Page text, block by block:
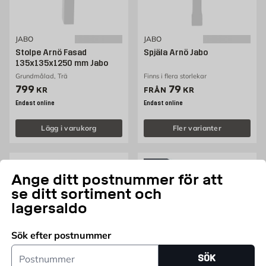
Ange ditt postnummer för att
se ditt sortiment och
lagersaldo
Sök efter postnummer
Postnummer
SÖK
JABO
Stolpe Arnö Fasad
135x135x1250 mm Jabo
Grundmålad, Trä
Pris 799 kr
799 KR
Endast online
Lägg i varukorg
JABO
Spjäla Arnö Jabo
Finns i flera storlekar
FRÅN Pris 79 kr
79 KR
Endast online
Fler varianter